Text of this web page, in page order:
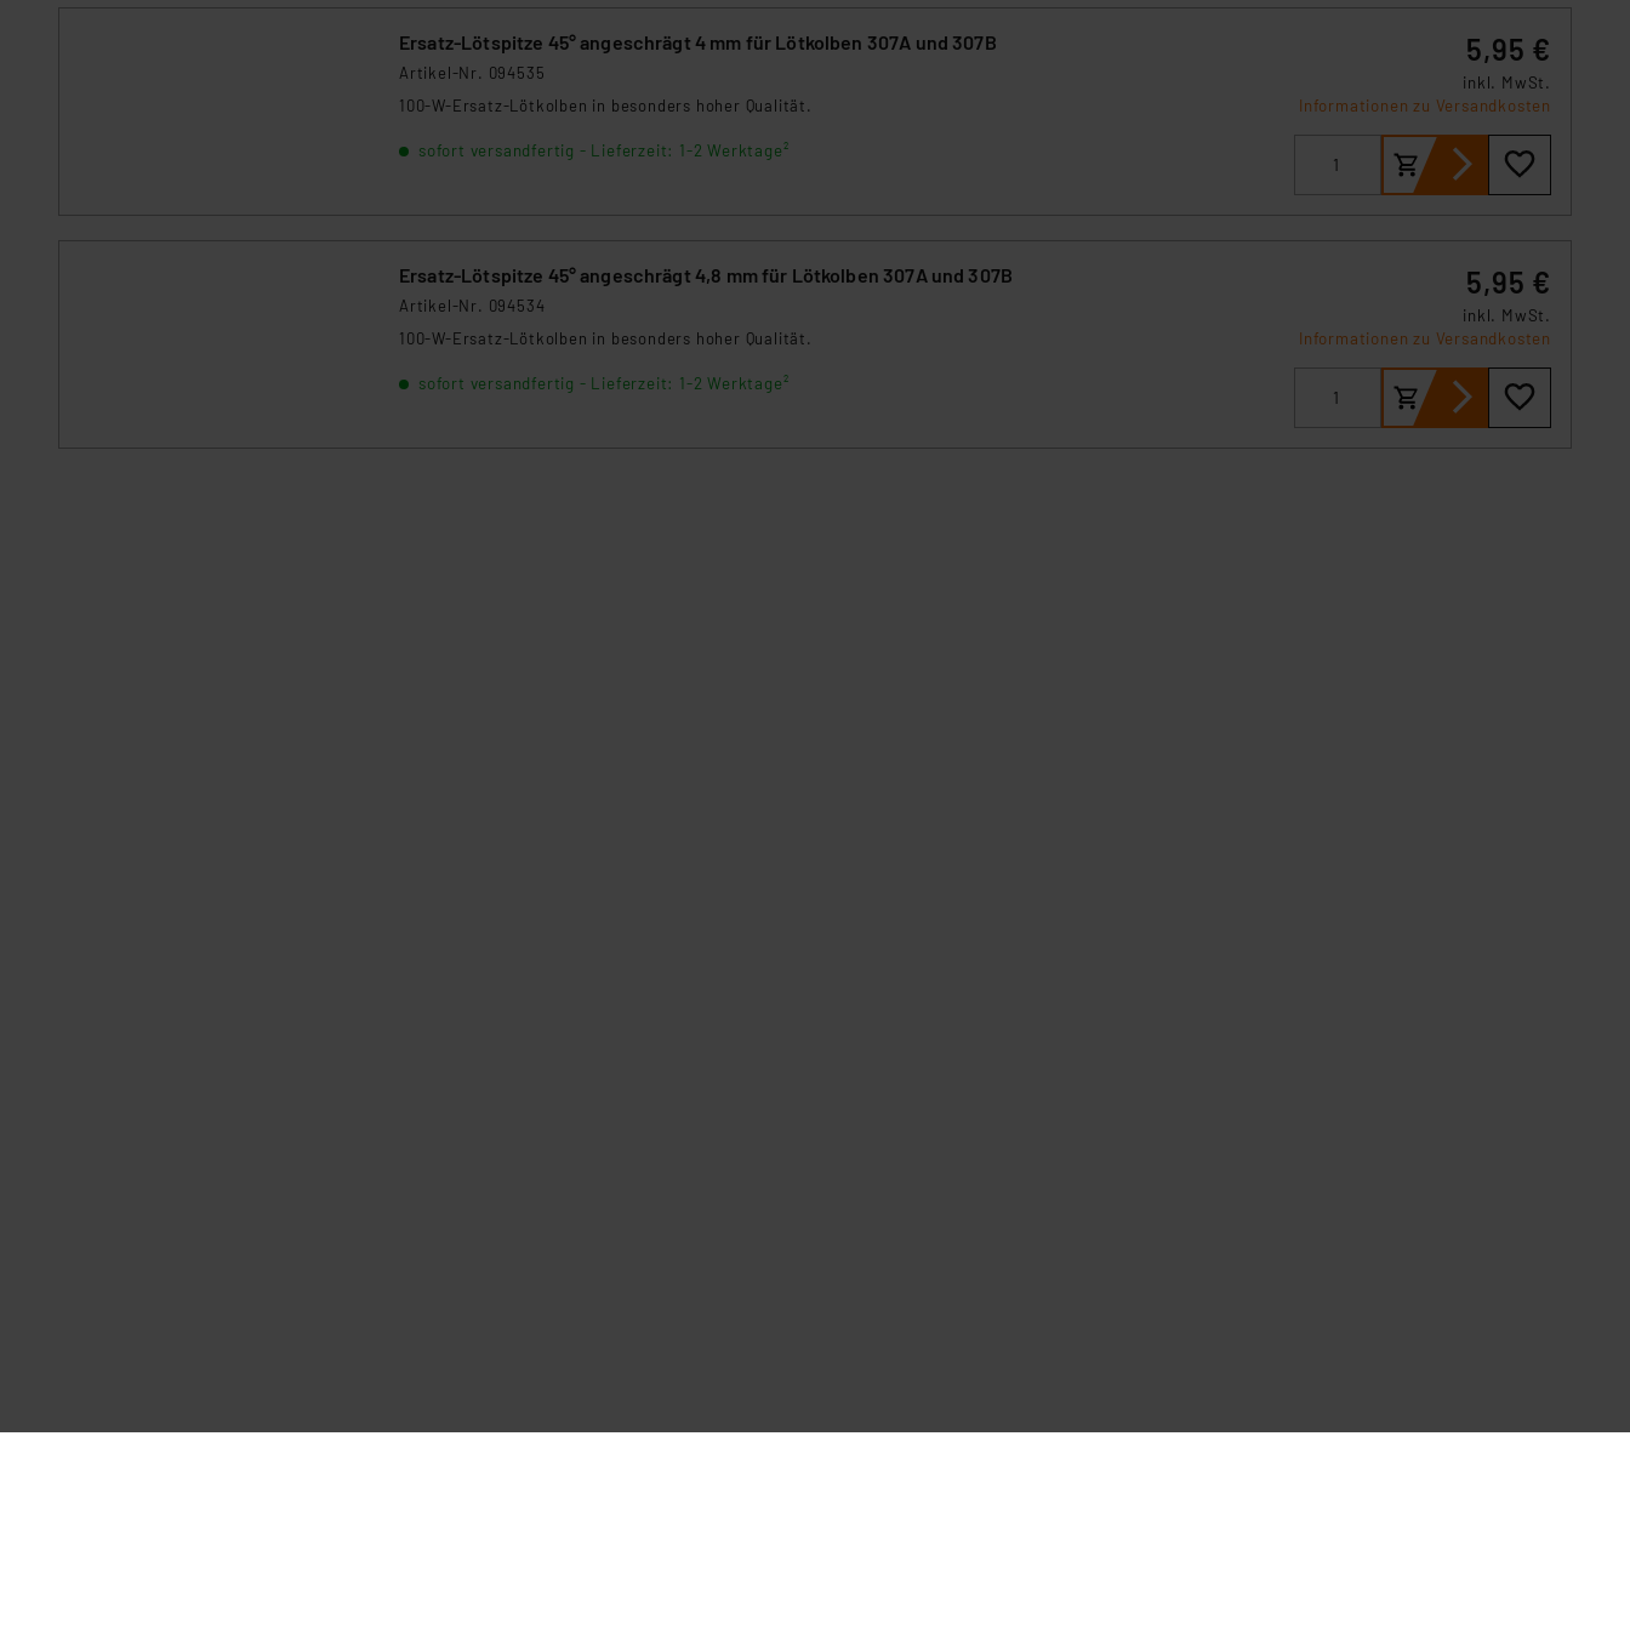
Daten, verbundenen Risiken.“
Impressum |Datenschutzerklärung
Ersatz-Lötspitze 45° angeschrägt 4 mm für Lötkolben 307A und 307B
Artikel-Nr. 094535
100-W-Ersatz-Lötkolben in besonders hoher Qualität.
sofort versandfertig - Lieferzeit: 1-2 Werktage²
5,95 €
inkl. MwSt.
Informationen zu Versandkosten
Ersatz-Lötspitze 45° angeschrägt 4,8 mm für Lötkolben 307A und 307B
Artikel-Nr. 094534
100-W-Ersatz-Lötkolben in besonders hoher Qualität.
sofort versandfertig - Lieferzeit: 1-2 Werktage²
5,95 €
inkl. MwSt.
Informationen zu Versandkosten